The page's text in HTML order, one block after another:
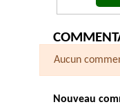
Aucun
Nouveau